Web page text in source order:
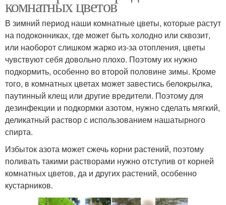
комнатных цветов
В зимний период наши комнатные цветы, которые растут
на подоконниках, где может быть холодно или сквозит,
или наоборот слишком жарко из-за отопления, цветы
чувствуют себя довольно плохо. Поэтому их нужно
подкормить, особенно во второй половине зимы. Кроме
того, в комнатных цветах может завестись белокрылка,
паутинный клещ или другие вредители. Поэтому для
дезинфекции и подкормки азотом, нужно сделать мягкий,
деликатный раствор с использованием нашатырного
спирта.
Избыток азота может сжечь корни растений, поэтому
поливать такими растворами нужно отступив от корней
комнатных цветов, да и других растений, особенно
кустарников.